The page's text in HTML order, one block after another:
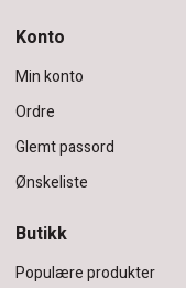
Konto
Min konto
Ordre
Glemt passord
Ønskeliste
Butikk
Populære produkter